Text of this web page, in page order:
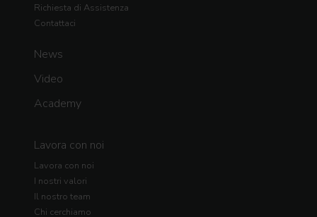
Richiesta di Assistenza
Contattaci
News
Video
Academy
Lavora con noi
Lavora con noi
I nostri valori
Il nostro team
Chi cerchiamo